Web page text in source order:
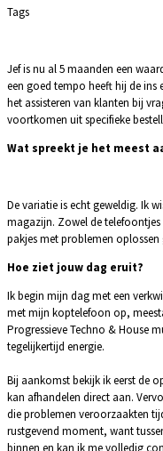
Tags
Jef is nu al 5 maanden een
een goed tempo heeft hij de ins
het assisteren van klanten bij
voortkomen uit specifieke
Wat spreekt je het meest
De variatie is echt geweldig. Ik
magazijn. Zowel de
pakjes met problemen oplossen
Hoe ziet jouw dag eruit?
Ik begin mijn dag met een
met mijn koptelefoon op,
Progressieve Techno & House
tegelijkertijd energie.
Bij aankomst bekijk ik eerst de
kan afhandelen direct aan.
die problemen veroorzaakten
rustgevend moment, want